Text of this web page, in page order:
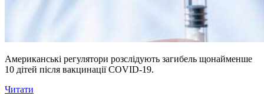
Американські регулятори розслідують загибель щонайменше
10 дітей після вакцинації COVID-19.
Читати